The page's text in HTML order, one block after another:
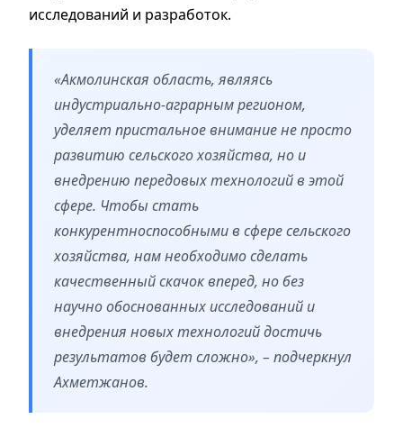
исследований и разработок.
«Акмолинская область, являясь
индустриально-аграрным регионом,
уделяет пристальное внимание не просто
развитию сельского хозяйства, но и
внедрению передовых технологий в этой
сфере. Чтобы стать
конкурентноспособными в сфере сельского
хозяйства, нам необходимо сделать
качественный скачок вперед, но без
научно обоснованных исследований и
внедрения новых технологий достичь
результатов будет сложно», – подчеркнул
Ахметжанов.